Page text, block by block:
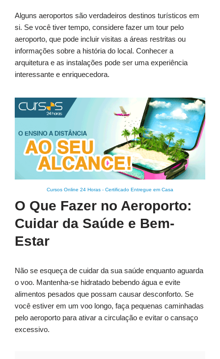
Alguns aeroportos são verdadeiros destinos turísticos em
si. Se você tiver tempo, considere fazer um tour pelo
aeroporto, que pode incluir visitas a áreas restritas ou
informações sobre a história do local. Conhecer a
arquitetura e as instalações pode ser uma experiência
interessante e enriquecedora.
Cursos Online 24 Horas - Certificado Entregue em Casa
O Que Fazer no Aeroporto:
Cuidar da Saúde e Bem-
Estar
Não se esqueça de cuidar da sua saúde enquanto aguarda
o voo. Mantenha-se hidratado bebendo água e evite
alimentos pesados que possam causar desconforto. Se
você estiver em um voo longo, faça pequenas caminhadas
pelo aeroporto para ativar a circulação e evitar o cansaço
excessivo.